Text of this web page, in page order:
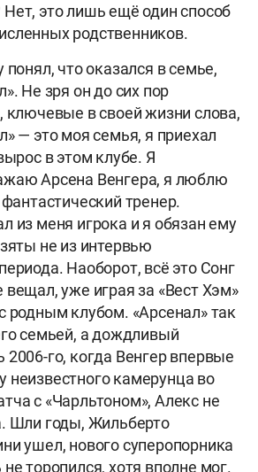
это лишь ещё один способ
родственников.
понял, что оказался в семье,
Не зря он до сих пор
ключевые в своей жизни слова,
— это моя семья, я приехал
в этом клубе. Я
Арсена Венгера, я люблю
тренер.
из меня игрока и я обязан ему
не из интервью
Наоборот, всё это Сонг
вещал, уже играя за «Вест Хэм»
родным клубом. «Арсенал» так
семьей, а дождливый
2006-го, когда Венгер впервые
неизвестного камерунца во
с «Чарльтоном», Алекс не
Шли годы, Жильберто
ушел, нового суперопорника
торопился, хотя вполне мог.